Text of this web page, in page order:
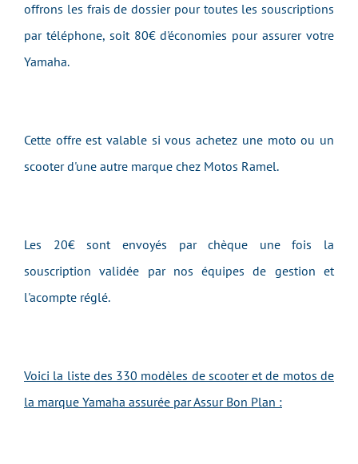
offrons les frais de dossier pour toutes les souscriptions
par téléphone, soit 80€ d'économies pour assurer votre
Yamaha.
Cette offre est valable si vous achetez une moto ou un
scooter d'une autre marque chez Motos Ramel.
Les 20€ sont envoyés par chèque une fois la
souscription validée par nos équipes de gestion et
l'acompte réglé.
Voici la liste des 330 modèles de scooter et de motos de
la marque Yamaha assurée par Assur Bon Plan :